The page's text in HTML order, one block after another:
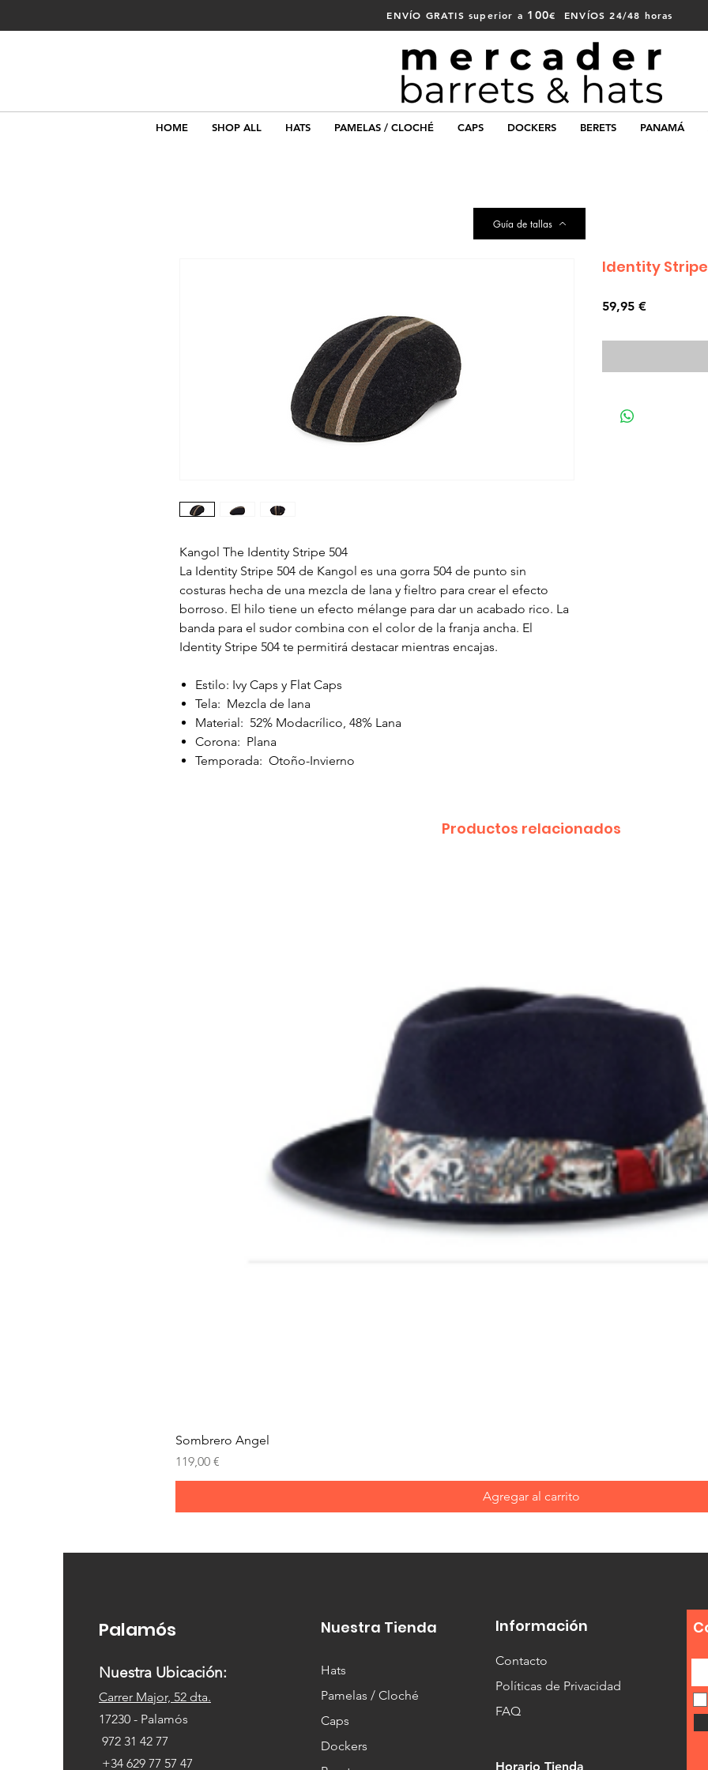
ENVÍO GRATIS superior a 100€ ENVÍOS 24/48 horas
HOME SHOP ALL HATS PAMELAS / CLOCHÉ CAPS DOCKERS BERETS PANAMÁ
Kangol The Identity Stripe 504
La Identity Stripe 504 de Kangol es una gorra 504 de punto sin
costuras hecha de una mezcla de lana y fieltro para crear el efecto
borroso. El hilo tiene un efecto mélange para dar un acabado rico. La
banda para el sudor combina con el color de la franja ancha. El
Identity Stripe 504 te permitirá destacar mientras encajas.
Estilo: Ivy Caps y Flat Caps
Tela: Mezcla de lana
Material: 52% Modacrílico, 48% Lana
Corona: Plana
Temporada: Otoño-Invierno
Identity
59,95 €Precio
Guía de tallas
Productos relacionados
Sombrero Angel
Precio
119,00 €
Agregar al carrito
Palamós
Nuestra Ubicación:
Carrer Major, 52 dta.
17230- Palamós
972 31 42 77
+34 629 77 57 47
Nuestra Tienda
Hats
Pamelas / Cloché
Caps
Dockers
Información
Contacto
Políticas de Privacidad
FAQ
Horario Tienda